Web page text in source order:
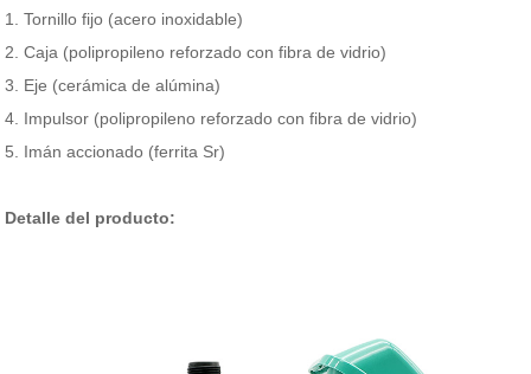
1. Tornillo fijo (acero inoxidable)
2. Caja (polipropileno reforzado con fibra de vidrio)
3. Eje (cerámica de alúmina)
4. Impulsor (polipropileno reforzado con fibra de vidrio)
5. Imán accionado (ferrita Sr)
Detalle del producto: